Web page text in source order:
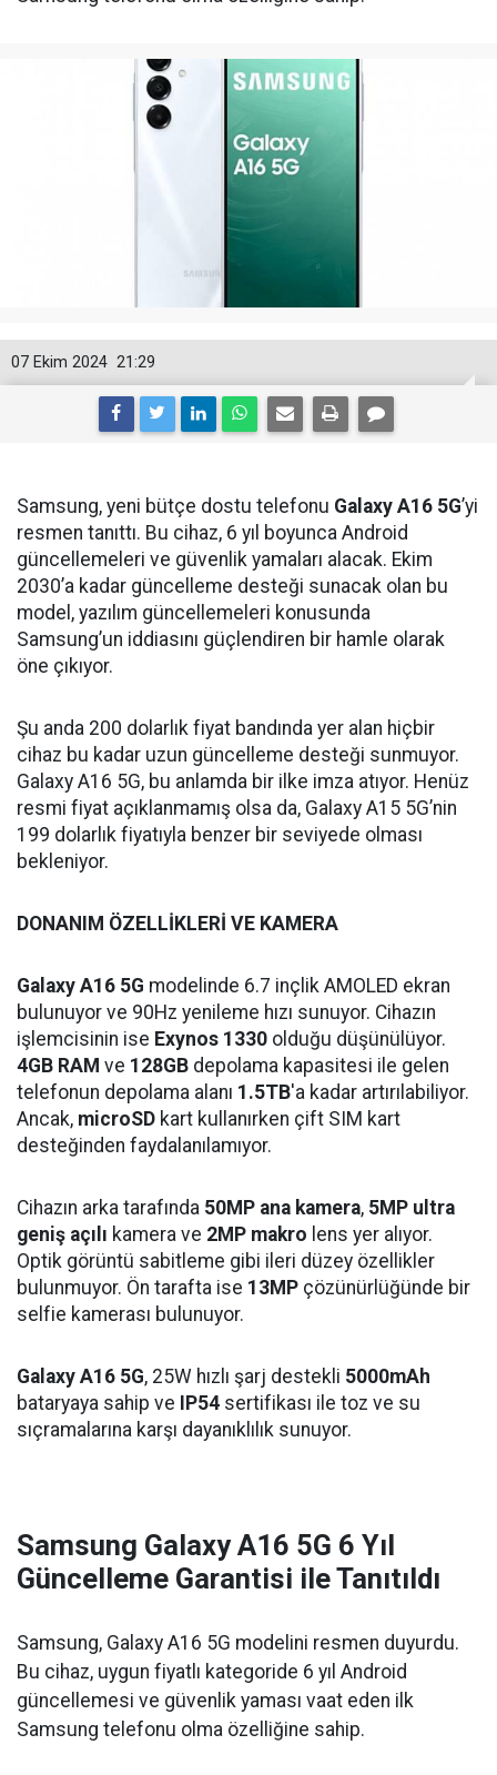
21:29
07 Ekim 2024
Samsung, yeni bütçe dostu telefonu Galaxy A16 5G’yi
resmen tanıttı. Bu cihaz, 6 yıl boyunca Android
güncellemeleri ve güvenlik yamaları alacak. Ekim
2030’a kadar güncelleme desteği sunacak olan bu
model, yazılım güncellemeleri konusunda
Samsung’un iddiasını güçlendiren bir hamle olarak
öne çıkıyor.
Şu anda 200 dolarlık fiyat bandında yer alan hiçbir
cihaz bu kadar uzun güncelleme desteği sunmuyor.
Galaxy A16 5G, bu anlamda bir ilke imza atıyor. Henüz
resmi fiyat açıklanmamış olsa da, Galaxy A15 5G’nin
199 dolarlık fiyatıyla benzer bir seviyede olması
bekleniyor.
DONANIM ÖZELLİKLERİ VE KAMERA
Galaxy A16 5G modelinde 6.7 inçlik AMOLED ekran
bulunuyor ve 90Hz yenileme hızı sunuyor. Cihazın
işlemcisinin ise Exynos 1330 olduğu düşünülüyor.
4GB RAM ve 128GB depolama kapasitesi ile gelen
telefonun depolama alanı 1.5TB'a kadar artırılabiliyor.
Ancak, microSD kart kullanırken çift SIM kart
desteğinden faydalanılamıyor.
Cihazın arka tarafında 50MP ana kamera, 5MP ultra
geniş açılı kamera ve 2MP makro lens yer alıyor.
Optik görüntü sabitleme gibi ileri düzey özellikler
bulunmuyor. Ön tarafta ise 13MP çözünürlüğünde bir
selfie kamerası bulunuyor.
Galaxy A16 5G, 25W hızlı şarj destekli 5000mAh
bataryaya sahip ve
IP54 sertifikası ile toz ve su
sıçramalarına karşı dayanıklılık sunuyor.
Samsung Galaxy A16 5G 6 Yıl
Güncelleme Garantisi ile Tanıtıldı
Samsung, Galaxy A16 5G modelini resmen duyurdu.
Bu cihaz, uygun fiyatlı kategoride 6 yıl Android
güncellemesi ve güvenlik yaması vaat eden ilk
Samsung telefonu olma özelliğine sahip.